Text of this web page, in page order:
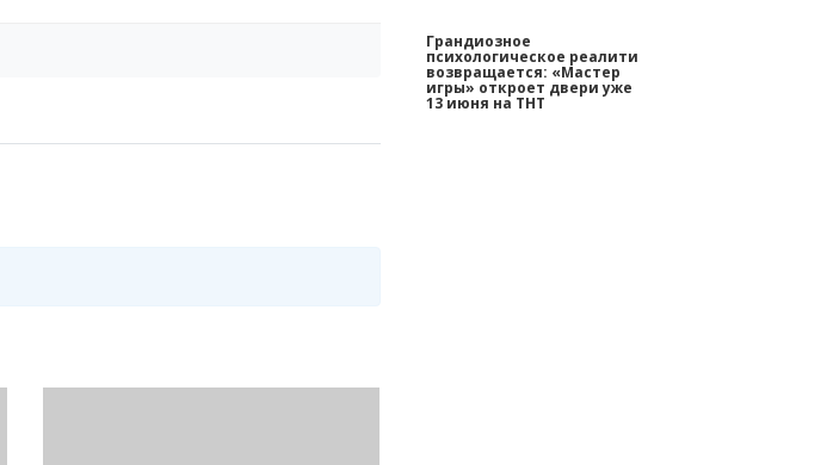
Грандиозное
психологическое реалити
возвращается: «Мастер
игры» откроет двери уже
13 июня на ТНТ